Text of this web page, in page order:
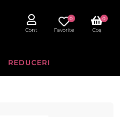
Cont Favorite
0
Coș
0
REDUCERI